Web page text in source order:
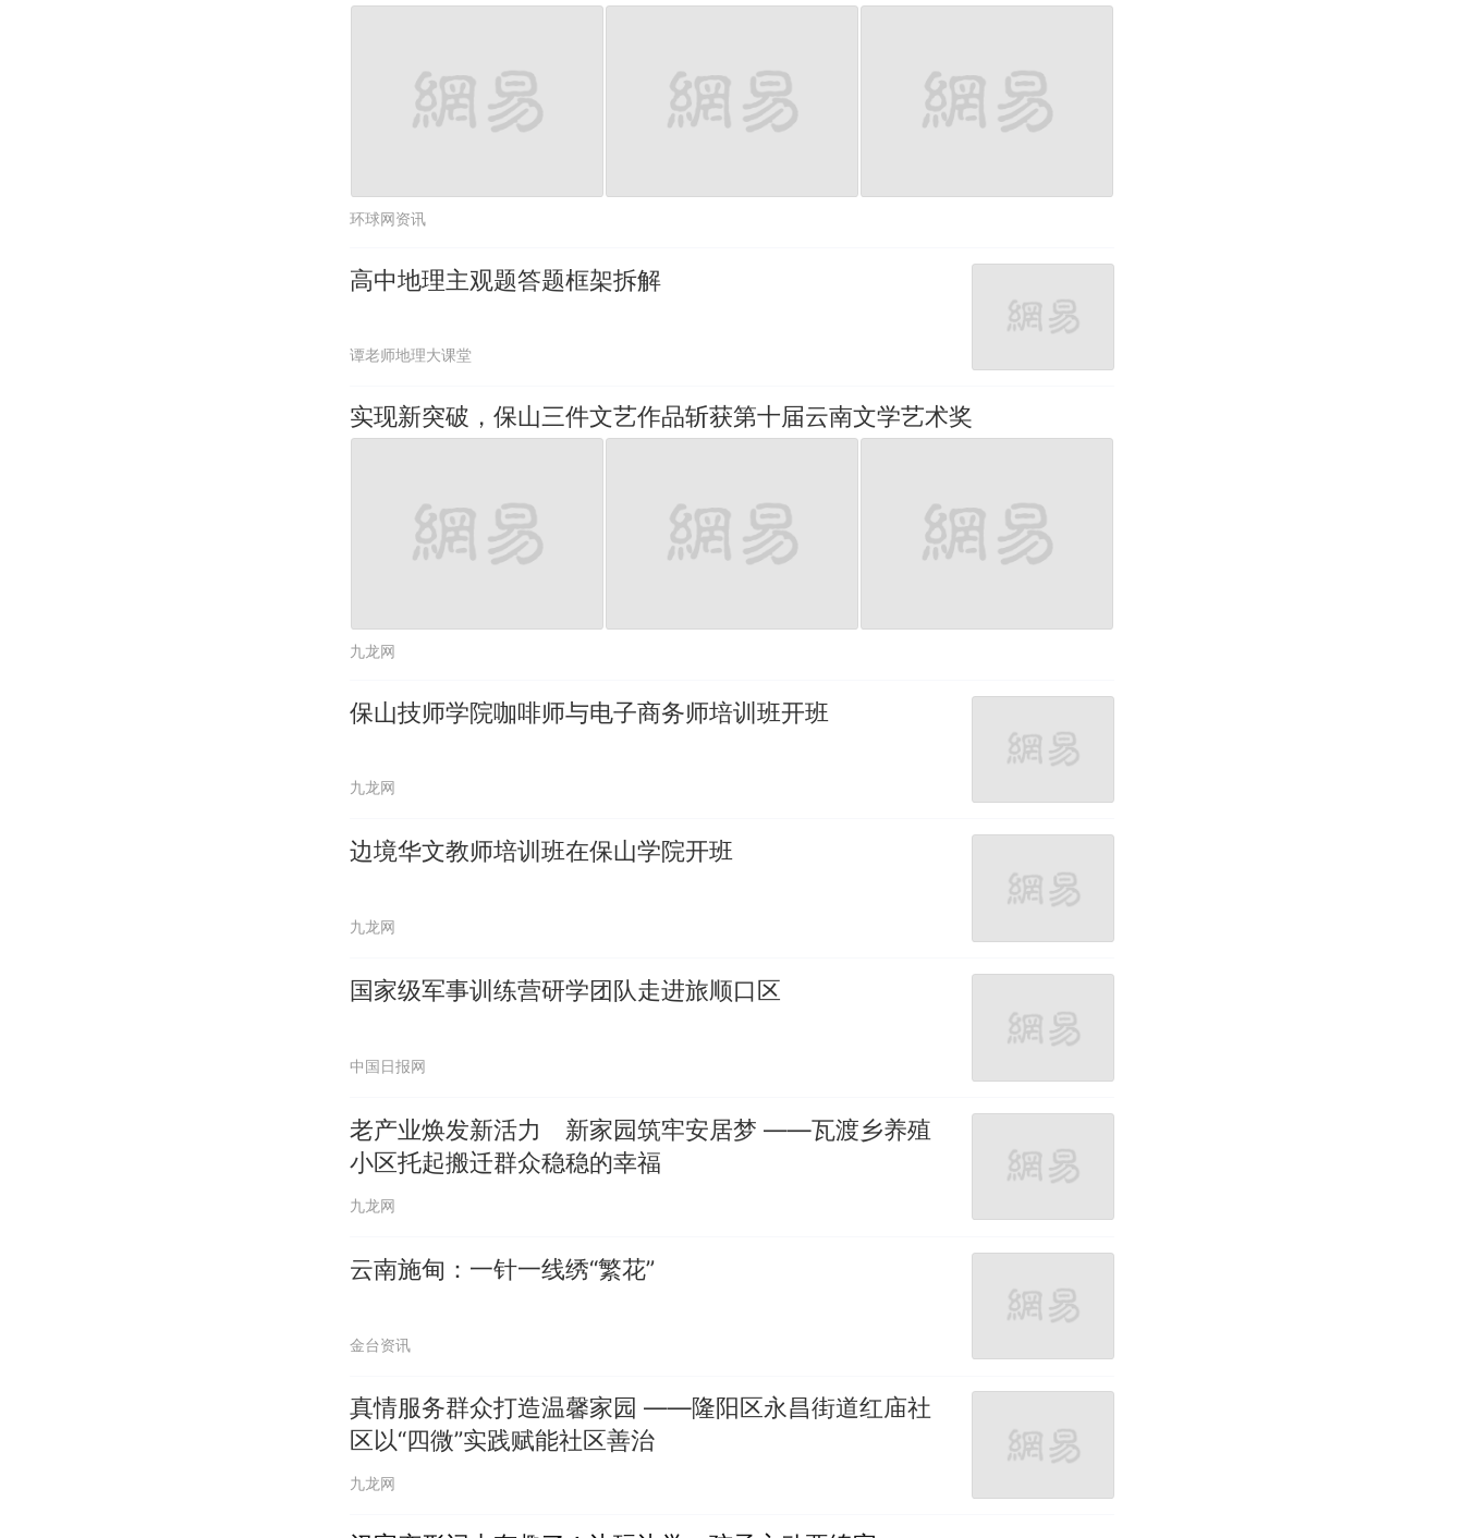
环球网资讯
高中地理主观题答题框架拆解
谭老师地理大课堂
实现新突破，保山三件文艺作品斩获第十届云南文学艺术奖
九龙网
保山技师学院咖啡师与电子商务师培训班开班
九龙网
边境华文教师培训班在保山学院开班
九龙网
国家级军事训练营研学团队走进旅顺口区
中国日报网
老产业焕发新活力 新家园筑牢安居梦 ——瓦渡乡养殖
小区托起搬迁群众稳稳的幸福
九龙网
云南施甸：一针一线绣“繁花”
金台资讯
真情服务群众打造温馨家园 ——隆阳区永昌街道红庙社
区以“四微”实践赋能社区善治
九龙网